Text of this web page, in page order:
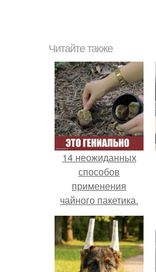
Читайте также
14 неожиданных
способов
применения
чайного пакетика.